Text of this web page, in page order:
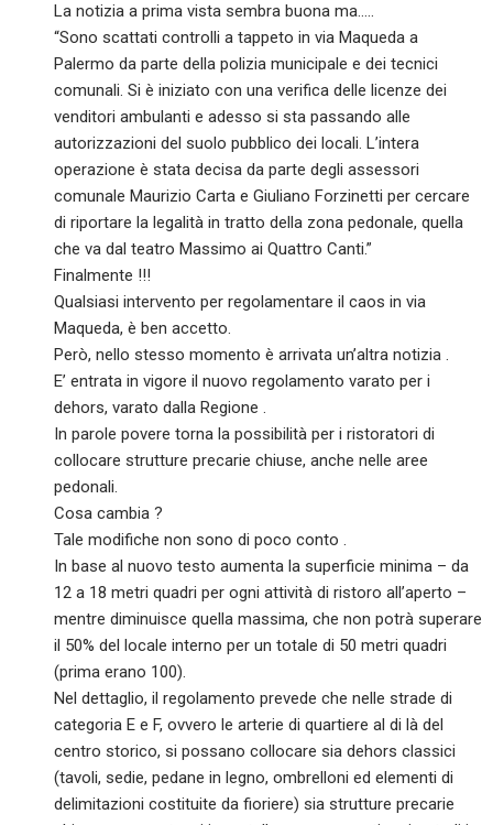
La notizia a prima vista sembra buona ma…..
“Sono scattati controlli a tappeto in via Maqueda a
Palermo da parte della polizia municipale e dei tecnici
comunali. Si è iniziato con una verifica delle licenze dei
venditori ambulanti e adesso si sta passando alle
autorizzazioni del suolo pubblico dei locali. L’intera
operazione è stata decisa da parte degli assessori
comunale Maurizio Carta e Giuliano Forzinetti per cercare
di riportare la legalità in tratto della zona pedonale, quella
che va dal teatro Massimo ai Quattro Canti.”
Finalmente !!!
Qualsiasi intervento per regolamentare il caos in via
Maqueda, è ben accetto.
Però, nello stesso momento è arrivata un’altra notizia .
E’ entrata in vigore il nuovo regolamento varato per i
dehors, varato dalla Regione .
In parole povere torna la possibilità per i ristoratori di
collocare strutture precarie chiuse, anche nelle aree
pedonali.
Cosa cambia ?
Tale modifiche non sono di poco conto .
In base al nuovo testo aumenta la superficie minima – da
12 a 18 metri quadri per ogni attività di ristoro all’aperto –
mentre diminuisce quella massima, che non potrà superare
il 50% del locale interno per un totale di 50 metri quadri
(prima erano 100).
Nel dettaglio, il regolamento prevede che nelle strade di
categoria E e F, ovvero le arterie di quartiere al di là del
centro storico, si possano collocare sia dehors classici
(tavoli, sedie, pedane in legno, ombrelloni ed elementi di
delimitazioni costituite da fioriere) sia strutture precarie